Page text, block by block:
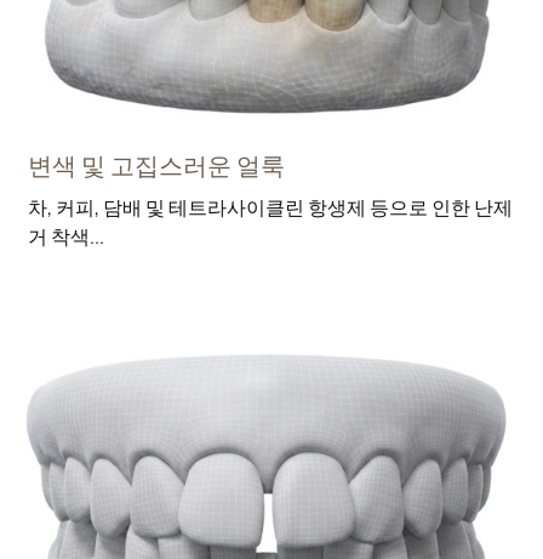
변색 및 고집스러운 얼룩
차, 커피, 담배 및 테트라사이클린 항생제 등으로 인한 난제
거 착색...